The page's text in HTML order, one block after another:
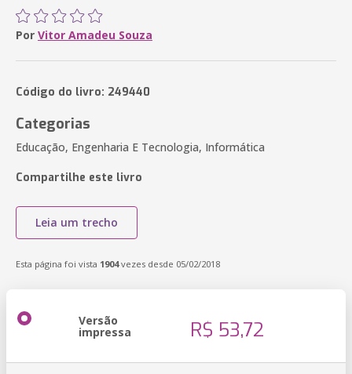
Por Vitor Amadeu Souza
Código do livro: 249440
Categorias
Educação, Engenharia E Tecnologia, Informática
Compartilhe este livro
Leia um trecho
Esta página foi vista 1904vezes desde 05/02/2018
Versão
impressa R$ 53,72